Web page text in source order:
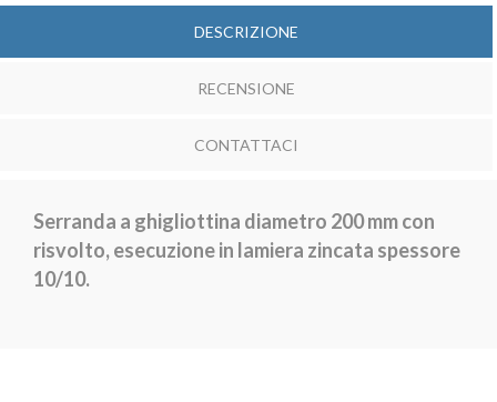
DESCRIZIONE
RECENSIONE
CONTATTACI
Serranda a ghigliottina diametro 200 mm con
risvolto, esecuzione in lamiera zincata spessore
10/10.